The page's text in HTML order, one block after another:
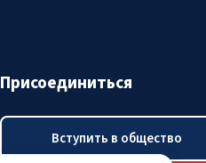
Присоединиться
Вступить в общество